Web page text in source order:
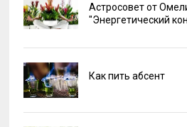
Астросовет от
"Энергетический
Как пить абсент